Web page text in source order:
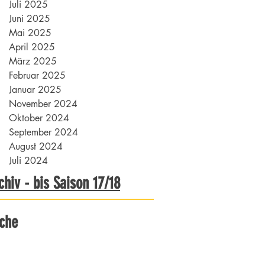
Juli 2025
Juni 2025
Mai 2025
April 2025
März 2025
Februar 2025
Januar 2025
November 2024
Oktober 2024
September 2024
August 2024
Juli 2024
- bis Saison 17/18